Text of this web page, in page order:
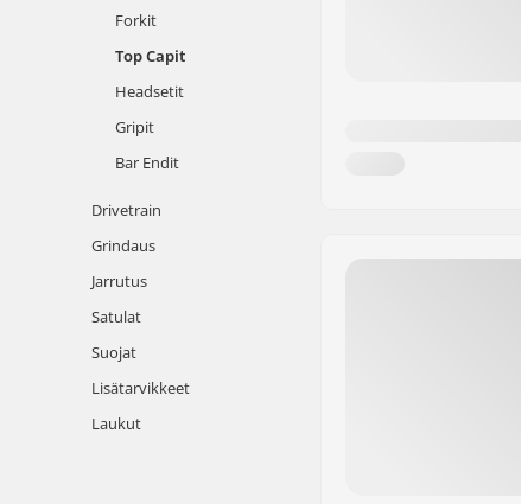
Forkit
Top Capit
Headsetit
Gripit
Bar Endit
Drivetrain
Grindaus
Jarrutus
Satulat
Suojat
Lisätarvikkeet
Laukut